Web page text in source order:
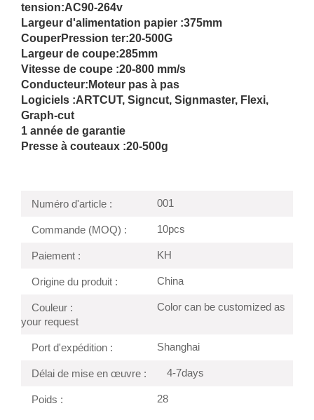
tension:AC90-264v
Largeur d'alimentation papier :375mm
CouperPression ter:20-500G
Largeur de coupe:285mm
Vitesse de coupe :20-800 mm/s
Conducteur: Moteur pas à pas
Logiciels :ARTCUT, Signcut, Signmaster, Flexi,
Graph-cut
1 année de garantie
Presse à couteaux :20-500g
Numéro d'article : 001
Commande (MOQ) : 10pcs
Paiement : KH
Origine du produit : China
Couleur :
Color can be customized as
your request
Port d'expédition : Shanghai
Délai de mise en œuvre : 4-7days
Poids : 28